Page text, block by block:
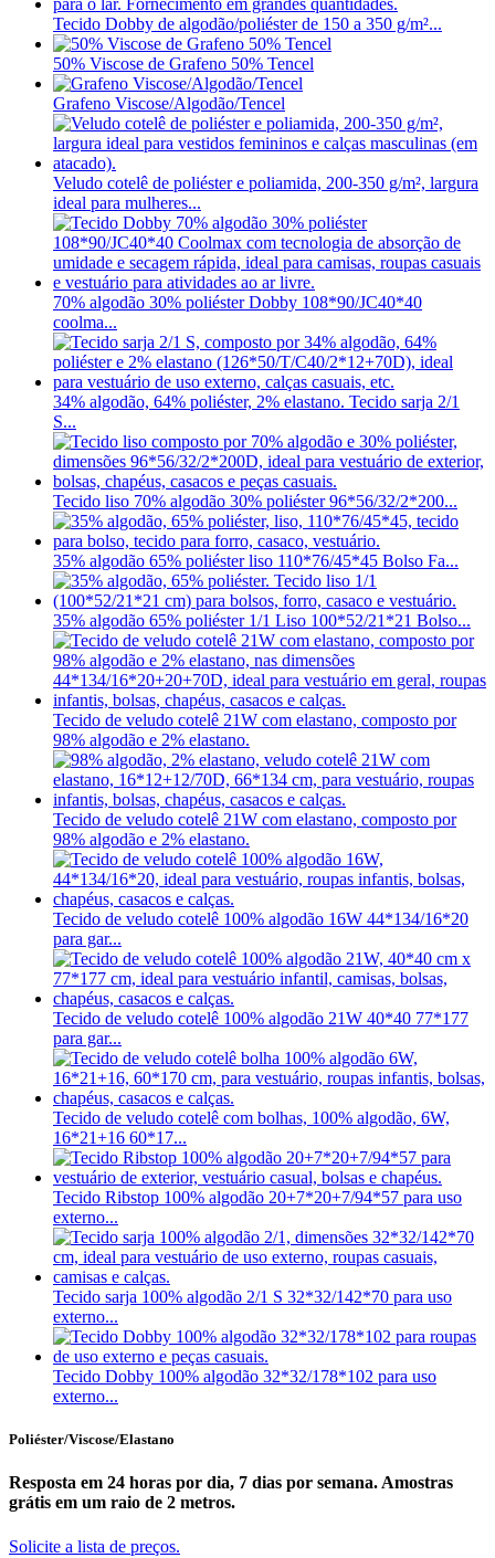
Tecido Dobby de algodão/poliéster de 150 a 350 g/m²...
50% Viscose de Grafeno 50% Tencel
Grafeno Viscose/Algodão/Tencel
Veludo cotelê de poliéster e poliamida, 200-350 g/m², largura
ideal para mulheres...
70% algodão 30% poliéster Dobby 108*90/JC40*40
coolma...
34% algodão, 64% poliéster, 2% elastano. Tecido sarja 2/1
S...
Tecido liso 70% algodão 30% poliéster 96*56/32/2*200...
35% algodão 65% poliéster liso 110*76/45*45 Bolso Fa...
35% algodão 65% poliéster 1/1 Liso 100*52/21*21 Bolso...
Tecido de veludo cotelê 21W com elastano, composto por
98% algodão e 2% elastano.
Tecido de veludo cotelê 21W com elastano, composto por
98% algodão e 2% elastano.
Tecido de veludo cotelê 100% algodão 16W 44*134/16*20
para gar...
Tecido de veludo cotelê 100% algodão 21W 40*40 77*177
para gar...
Tecido de veludo cotelê com bolhas, 100% algodão, 6W,
16*21+16 60*17...
Tecido Ribstop 100% algodão 20+7*20+7/94*57 para uso
externo...
Tecido sarja 100% algodão 2/1 S 32*32/142*70 para uso
externo...
Tecido Dobby 100% algodão 32*32/178*102 para uso
externo...
Poliéster/Viscose/Elastano
Resposta em 24 horas por dia, 7 dias por semana. Amostras
grátis em um raio de 2 metros.
Solicite a lista de preços.